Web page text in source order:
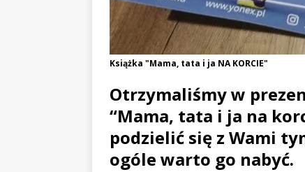
Książka "Mama, tata i ja NA KORCIE"
Otrzymaliśmy w
“Mama, tata i ja na
podzielić się z Wami
ogóle warto go nabyć.